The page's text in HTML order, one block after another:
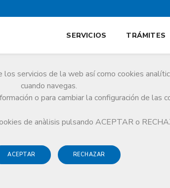
servicios de la web así como cookies
cuando navegas.
o para cambiar la configuración de las
de anàlisis pulsando ACEPTAR o
ACEPTAR RECHAZAR
SERVICIOS TRÁMITES
ya sean autónomos o empresas